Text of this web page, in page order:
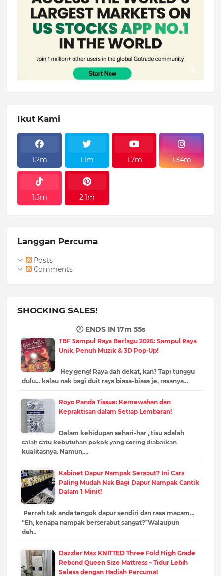
Ikut Kami
1.2m 1.1m 1.7m 1.34m
1.5m 2.1m
Langgan Percuma
Posts
Comments
SHOCKING SALES!
🕐 ENDS IN 17m 54s
TBF Sampul Raya Berlagu 2026: Sampul Raya
Unik, Penuh Muzik & 3D Pop-Up!
Hey geng! Raya dah dekat, kan? Tapi tunggu
dulu… kalau nak bagi duit raya biasa-biasa je, rasanya…
Royo Panda Tissue: Kemewahan dan
Kepraktisan dalam Setiap Lembaran!
Dalam kehidupan sehari-hari, tisu adalah
salah satu kebutuhan pokok yang sering diabaikan
kualitasnya. Namun,…
Kabinet Dapur Nampak Serabut? Ini Cara
Paling Mudah Nak Bagi Dapur Nampak Cantik
Dalam 1 Minit!
Pernah tak anda tengok dapur sendiri dan rasa macam…
“Eh, kenapa nampak berserabut sangat?”Walaupun
dah…
Dazzler Max KNITTED Three Fold High Grade
Rebond Queen Size Mattress – Tidur Lebih
Selesa dengan Hadiah Percuma!